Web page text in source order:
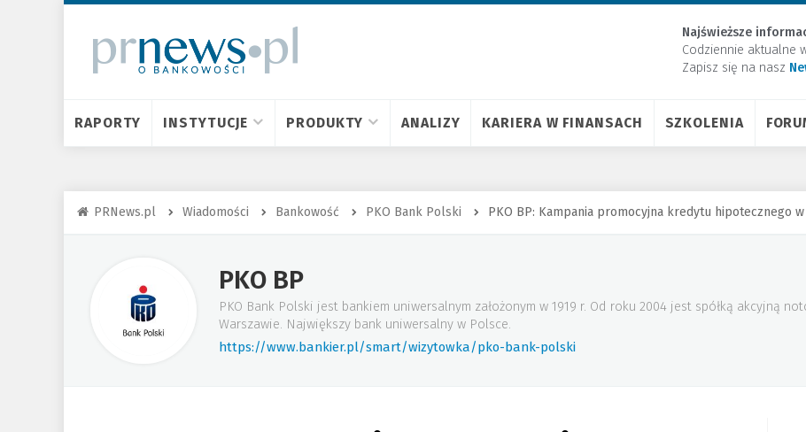
Najświeższe
Codziennie aktualne
Zapisz się na nasz
RAPORTY INSTYTUCJE PRODUKTY ANALIZY KARIERA W FINANSACH SZKOLENIA
PRNews.pl Wiadomości Bankowość PKO Bank Polski PKO BP: Kampania promocyjna kredytu hipotecznego w
PKO BP
PKO Bank Polski jest bankiem uniwersalnym założonym w 1919 r. Od roku 2004 jest spółką akcyjną
Warszawie. Największy bank uniwersalny w Polsce.
https://www.bankier.pl/smart/wizytowka/pko-bank-polski